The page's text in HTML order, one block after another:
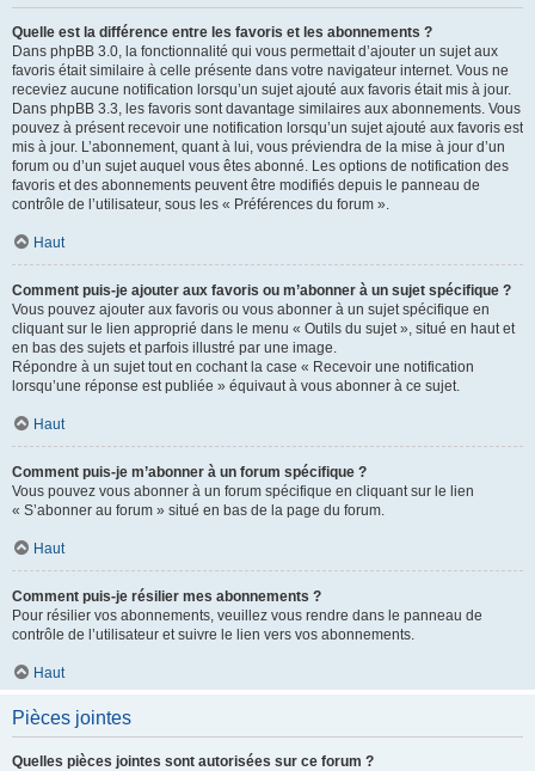
Quelle est la différence entre les favoris et les abonnements ?
Dans phpBB 3.0, la fonctionnalité qui vous permettait d’ajouter un sujet aux
favoris était similaire à celle présente dans votre navigateur internet. Vous ne
receviez aucune notification lorsqu’un sujet ajouté aux favoris était mis à jour.
Dans phpBB 3.3, les favoris sont davantage similaires aux abonnements. Vous
pouvez à présent recevoir une notification lorsqu’un sujet ajouté aux favoris est
mis à jour. L’abonnement, quant à lui, vous préviendra de la mise à jour d’un
forum ou d’un sujet auquel vous êtes abonné. Les options de notification des
favoris et des abonnements peuvent être modifiés depuis le panneau de
contrôle de l’utilisateur, sous les « Préférences du forum ».
Haut
Comment puis-je ajouter aux favoris ou m’abonner à un sujet spécifique ?
Vous pouvez ajouter aux favoris ou vous abonner à un sujet spécifique en
cliquant sur le lien approprié dans le menu « Outils du sujet », situé en haut et
en bas des sujets et parfois illustré par une image.
Répondre à un sujet tout en cochant la case « Recevoir une notification
lorsqu’une réponse est publiée » équivaut à vous abonner à ce sujet.
Haut
Comment puis-je m’abonner à un forum spécifique ?
Vous pouvez vous abonner à un forum spécifique en cliquant sur le lien
« S’abonner au forum » situé en bas de la page du forum.
Haut
Comment puis-je résilier mes abonnements ?
Pour résilier vos abonnements, veuillez vous rendre dans le panneau de
contrôle de l’utilisateur et suivre le lien vers vos abonnements.
Haut
Pièces jointes
Quelles pièces jointes sont autorisées sur ce forum ?